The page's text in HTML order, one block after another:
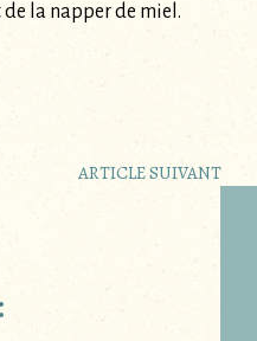
la napper de miel.
ARTICLE SUIVANT